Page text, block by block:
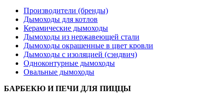
Производители (бренды)
Дымоходы для котлов
Керамические дымоходы
Дымоходы из нержавеющей стали
Дымоходы окрашенные в цвет кровли
Дымоходы с изоляцией (сэндвич)
Одноконтурные дымоходы
Овальные дымоходы
БАРБЕКЮ И ПЕЧИ ДЛЯ ПИЦЦЫ